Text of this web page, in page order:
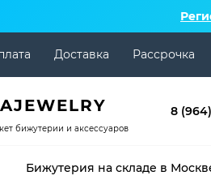
Доставка Рассрочка
JEWELRY
бижутерии и аксессуаров
8
Бижутерия на складе в